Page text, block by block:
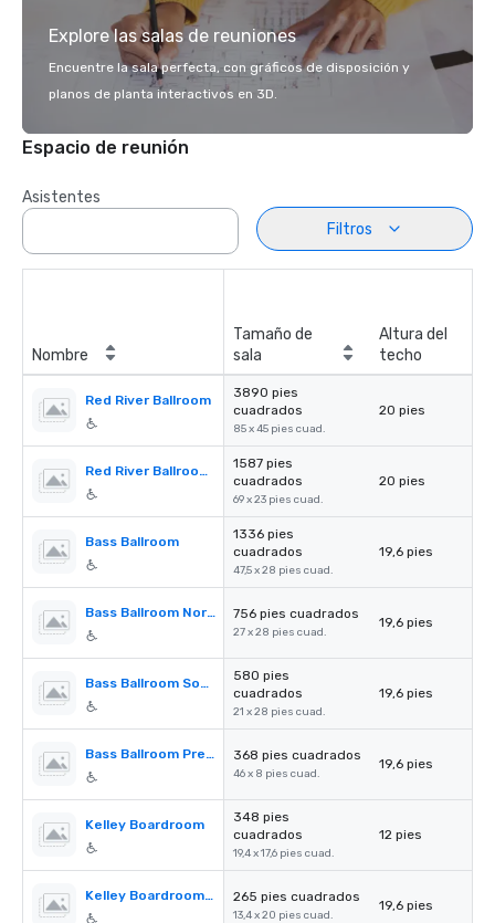
Explore las salas de reuniones
Encuentre la sala perfecta, con gráficos de disposición y
planos de planta interactivos en 3D.
Espacio de reunión
Asistentes
Filtros
Nombre
Tamaño de
sala
Altura del
techo
Red River Ballroom
3890 pies
cuadrados
85 x 45 pies cuad.
20 pies
Red River Ballroom Prefunction
1587 pies
cuadrados
69 x 23 pies cuad.
20 pies
Bass Ballroom
1336 pies
cuadrados
47,5 x 28 pies cuad.
19,6 pies
Bass Ballroom North 756 pies cuadrados
27 x 28 pies cuad.
19,6 pies
Bass Ballroom South
580 pies
cuadrados
21 x 28 pies cuad.
19,6 pies
Bass Ballroom Prefunction Space 368 pies cuadrados
46 x 8 pies cuad.
19,6 pies
Kelley Boardroom
348 pies
cuadrados
19,4 x 17,6 pies cuad.
12 pies
Kelley Boardroom Prefunction 265 pies cuadrados
13,4 x 20 pies cuad.
19,6 pies